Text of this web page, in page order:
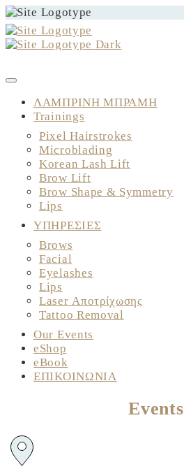
ΛΑΜΠΡΙΝΗ ΜΠΡΑΜΗ
Trainings
Pixel Hairstrokes
Microblading
Korean Lash Lift
Brow Lift
Brow Shape & Symmetry
Lips
ΥΠΗΡΕΣΙΕΣ
Brows
Facial
Eyelashes
Lips
Laser Αποτρίχωσης
Tattoo Removal
Our Events
eShop
eBook
ΕΠΙΚΟΙΝΩΝΙΑ
Events